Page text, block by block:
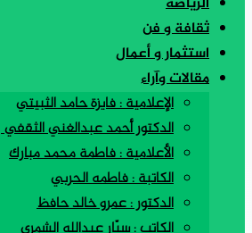
ثقافة و فن
استثمار و أعمال
مقالات وآراء
الإعلامية : فايزة حامد الثبيتي
الدكتور أحمد عبدالغني الثقفي
الأعلامية : فاطمة محمد مبارك
الكاتبة : فاطمه الحربي
الدكتور : عمرو خالد حافظ